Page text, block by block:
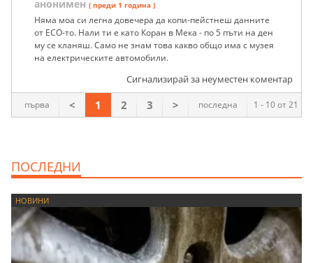
анонимен ( преди 1 година )
Няма моа си легна довечера да копи-пейстнеш данните
от ЕСО-то. Нали ти е като Коран в Мека - по 5 пъти на ден
му се кланяш. Само не знам това какво общо има с музея
на електрическите автомобили.
Сигнализирай за неуместен коментар
1 - 10 от 21
първа < 1 2 3 > последна
ПОСЛЕДНИ
НОВИНИ